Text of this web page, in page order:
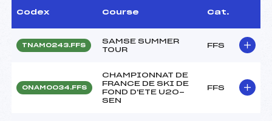
Codex Course Cat.
TNAM0243.FFS
SAMSE SUMMER
TOUR
FFS
ONAM0034.FFS
CHAMPIONNAT DE
FRANCE DE SKI DE
FOND D'ETE U20-
SEN
FFS